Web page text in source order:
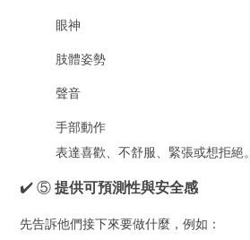
眼神
肢體姿勢
聲音
手部動作
表達喜歡、不舒服、緊張或想拒絕。
✔️ ⑤ 提供可預測性與安全感
先告訴他們接下來要做什麼，例如：